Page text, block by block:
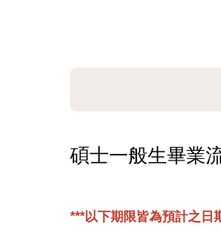
碩士一般生畢業
***以下期限皆為預計之日